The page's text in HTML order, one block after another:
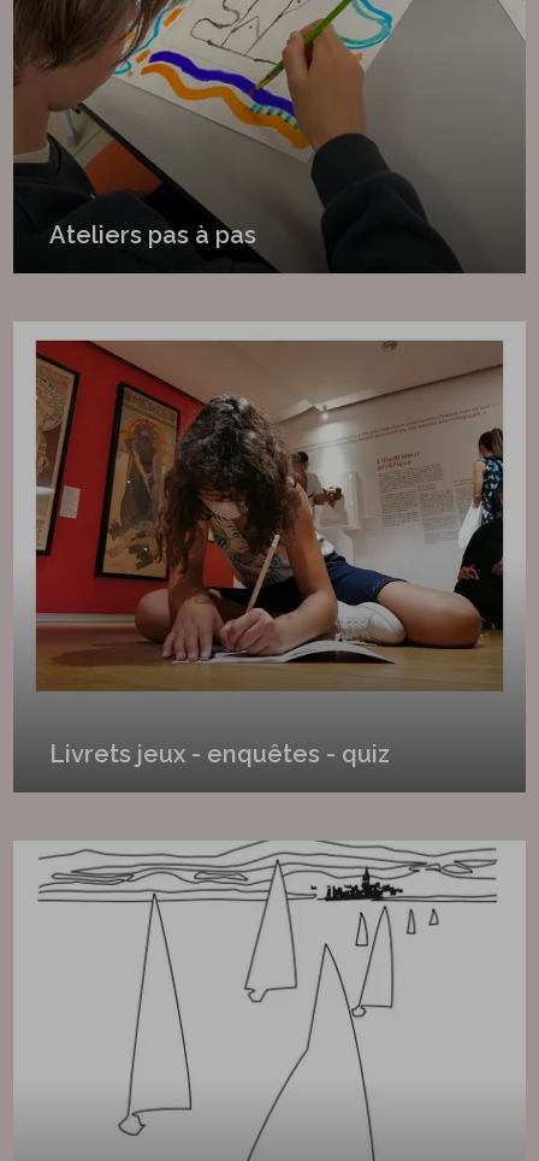
Ateliers pas à pas
Livrets jeux - enquêtes - quiz